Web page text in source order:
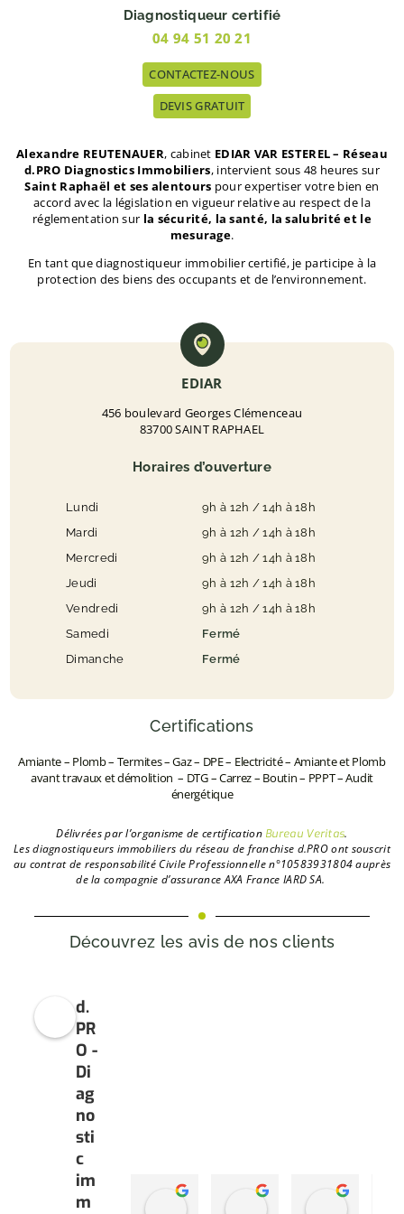
Diagnostiqueur certifié
04 94 51 20 21
CONTACTEZ-NOUS
DEVIS GRATUIT
Alexandre REUTENAUER, cabinet EDIAR VAR ESTEREL – Réseau
d.PRO Diagnostics Immobiliers, intervient sous 48 heures sur
Saint Raphaël et ses alentours pour expertiser votre bien en
accord avec la législation en vigueur relative au respect de la
réglementation sur la sécurité, la santé, la salubrité et le
mesurage.
En tant que diagnostiqueur immobilier certifié, je participe à la
protection des biens des occupants et de l’environnement.
EDIAR
456 boulevard Georges Clémenceau
83700 SAINT RAPHAEL
Horaires d’ouverture
Lundi
Mardi
Mercredi
Jeudi
Vendredi
Samedi
Dimanche
9h à 12h / 14h à 18h
9h à 12h / 14h à 18h
9h à 12h / 14h à 18h
9h à 12h / 14h à 18h
9h à 12h / 14h à 18h
Fermé
Fermé
Certifications
Amiante – Plomb – Termites – Gaz – DPE – Electricité – Amiante et Plomb
avant travaux et démolition – DTG – Carrez – Boutin – PPPT – Audit
énergétique
Délivrées par l’organisme de certification Bureau Veritas.
Les diagnostiqueurs immobiliers du réseau de franchise d.PRO ont souscrit
au contrat de responsabilité Civile Professionnelle n°10583931804 auprès
de la compagnie d’assurance AXA France IARD SA.
Découvrez les avis de nos clients
d.
PR
O -
Di
ag
no
sti
c
im
m
Sylisa Sylisa olivier hublé